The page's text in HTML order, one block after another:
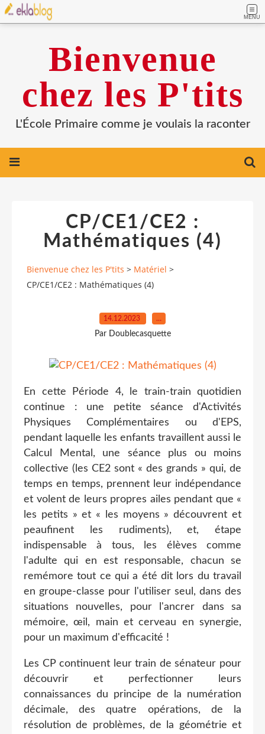
MENU
Bienvenue
chez les P'tits
L'École Primaire comme je voulais la raconter
CP/CE1/CE2 :
Mathématiques (4)
Bienvenue chez les P'tits > Matériel >
CP/CE1/CE2 : Mathématiques (4)
14.12.2023 …
Par Doublecasquette
En cette Période 4, le train-train quotidien
continue : une petite séance d'Activités
Physiques Complémentaires ou d'EPS,
pendant laquelle les enfants travaillent aussi le
Calcul Mental, une séance plus ou moins
collective (les CE2 sont « des grands » qui, de
temps en temps, prennent leur indépendance
et volent de leurs propres ailes pendant que «
les petits » et « les moyens » découvrent et
peaufinent les rudiments), et, étape
indispensable à tous, les élèves comme
l'adulte qui en est responsable, chacun se
remémore tout ce qui a été dit lors du travail
en groupe-classe pour l'utiliser seul, dans des
situations nouvelles, pour l'ancrer dans sa
mémoire, œil, main et cerveau en synergie,
pour un maximum d'efficacité !
Les CP continuent leur train de sénateur pour
découvrir et perfectionner leurs
connaissances du principe de la numération
décimale, des quatre opérations, de la
résolution de problèmes, de la géométrie et